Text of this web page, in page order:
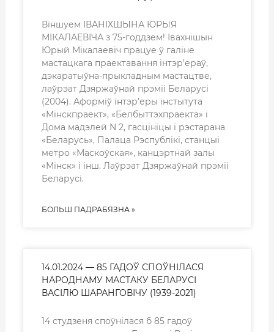
Віншуем ІВАНІХШЫНА ЮРЫЯ
МІКАЛАЕВІЧА з 75-годдзем! Івахнішын
Юрый Мікалаевіч працуе ў галіне
мастацкага праектавання інтэр’ераў,
дэкаратыўна-прыкладным мастацтве,
лаўрэат Дзяржаўнай прэміі Беларусі
(2004). Аформіў інтэр’еры інстытута
«Мінскпраект», «Белбыттэхпраекта» і
Дома мадэлей N 2, гасцініцы і рэстарана
«Беларусь», Палаца Рэспублікі, станцыі
метро «Маскоўская», канцэртнай залы
«Мінск» і інш. Лаўрэат Дзяржаўнай прэміі
Беларусі.
БОЛЬШ ПАДРАБЯЗНА »
14.01.2024 — 85 ГАДОЎ СПОЎНІЛАСЯ
НАРОДНАМУ МАСТАКУ БЕЛАРУСІ
ВАСІЛЮ ШАРАНГОВІЧУ (1939-2021)
14 студзеня споўнілася б 85 гадоў